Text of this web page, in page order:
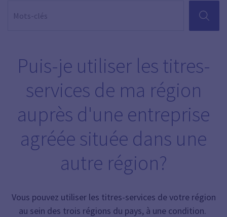
Puis-je utiliser les titres-
services de ma région
auprès d'une entreprise
agréée située dans une
autre région?
Vous pouvez utiliser les titres-services de votre région
au sein des trois régions du pays, à une condition.